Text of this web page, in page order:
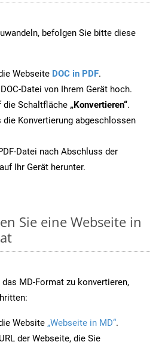
befolgen Sie bitte diese
Webseite DOC in PDF.
Datei von Ihrem Gerät hoch.
die Schaltfläche „Konvertieren“.
die Konvertierung abgeschlossen
Datei nach Abschluss der
Ihr Gerät herunter.
Sie eine Webseite in
MD-Format zu konvertieren,
Website „Webseite in MD“.
der Webseite, die Sie